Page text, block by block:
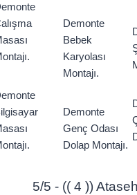
Demonte
Bebek
Karyolası
Montajı.
Demonte
Genç Odası
Dolap Montajı.
5/5 - (( 4 ))